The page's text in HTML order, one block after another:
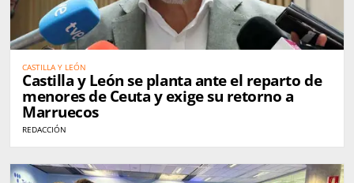
CASTILLA Y LEÓN
Castilla y León se planta ante el reparto de
menores de Ceuta y exige su retorno a
Marruecos
REDACCIÓN